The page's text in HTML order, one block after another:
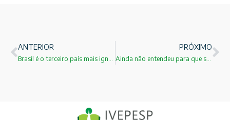
ANTERIOR PRÓXIMO
Ainda não entendeu para que serve a pesquisa básica?